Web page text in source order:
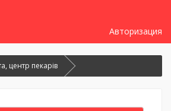
Авторизация
центр пекарів